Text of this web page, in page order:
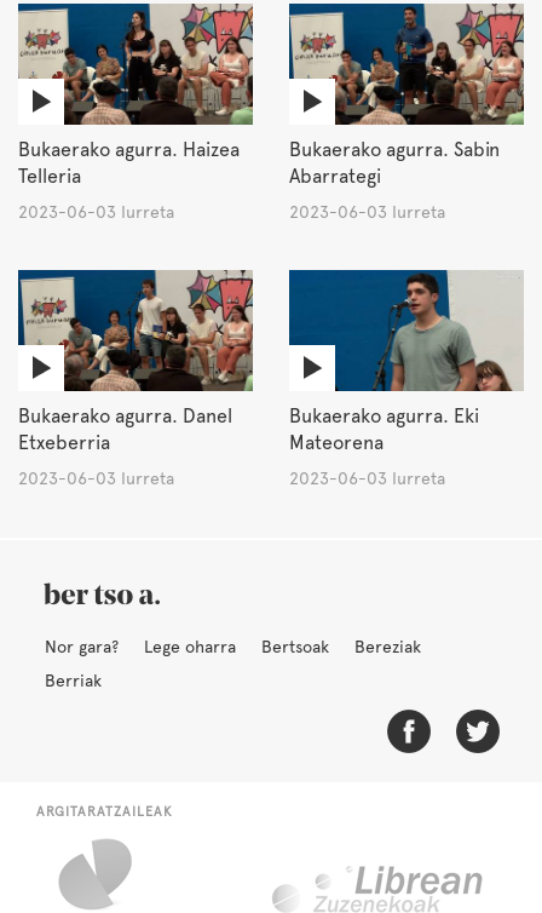
Bukaerako agurra. Haizea
Telleria
2023-06-03 Iurreta
Bukaerako agurra. Sabin
Abarrategi
2023-06-03 Iurreta
Bukaerako agurra. Danel
Etxeberria
2023-06-03 Iurreta
Bukaerako agurra. Eki
Mateorena
2023-06-03 Iurreta
Nor gara? Lege oharra Bertsoak
Bereziak
Berriak
ARGITARATZAILEAK